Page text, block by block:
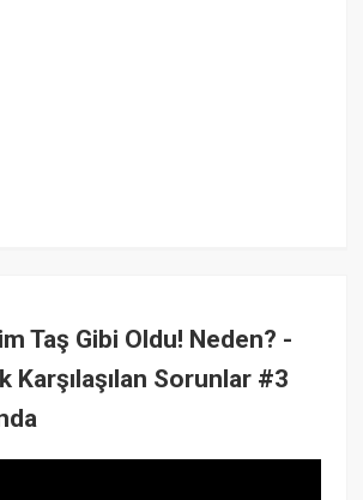
Taş Gibi Oldu! Neden? -
Karşılaşılan Sorunlar #3